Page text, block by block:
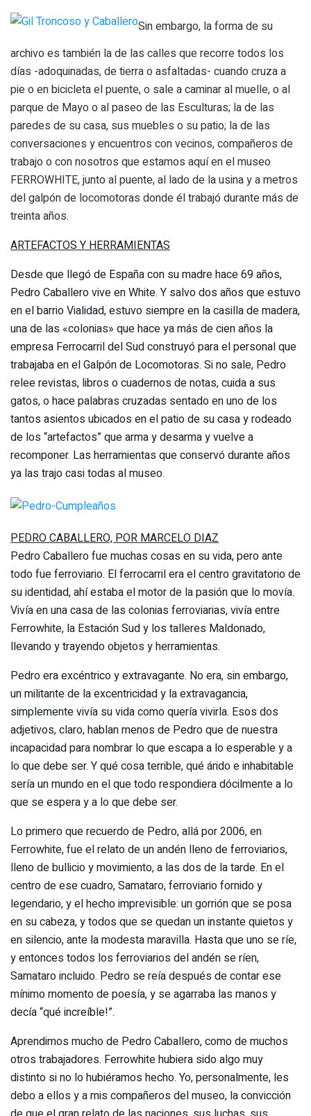
Sin embargo, la forma de su
archivo es también la de las calles que recorre todos los
días -adoquinadas, de tierra o asfaltadas- cuando cruza a
pie o en bicicleta el puente, o sale a caminar al muelle, o al
parque de Mayo o al paseo de las Esculturas; la de las
paredes de su casa, sus muebles o su patio; la de las
conversaciones y encuentros con vecinos, compañeros de
trabajo o con nosotros que estamos aquí en el museo
FERROWHITE, junto al puente, al lado de la usina y a metros
del galpón de locomotoras donde él trabajó durante más de
treinta años.
ARTEFACTOS Y HERRAMIENTAS
Desde que llegó de España con su madre hace 69 años,
Pedro Caballero vive en White. Y salvo dos años que estuvo
en el barrio Vialidad, estuvo siempre en la casilla de madera,
una de las «colonias» que hace ya más de cien años la
empresa Ferrocarril del Sud construyó para el personal que
trabajaba en el Galpón de Locomotoras. Si no sale, Pedro
relee revistas, libros o cuadernos de notas, cuida a sus
gatos, o hace palabras cruzadas sentado en uno de los
tantos asientos ubicados en el patio de su casa y rodeado
de los “artefactos” que arma y desarma y vuelve a
recomponer. Las herramientas que conservó durante años
ya las trajo casi todas al museo.
PEDRO CABALLERO, POR MARCELO DIAZ
Pedro Caballero fue muchas cosas en su vida, pero ante
todo fue ferroviario. El ferrocarril era el centro gravitatorio de
su identidad, ahí estaba el motor de la pasión que lo movía.
Vivía en una casa de las colonias ferroviarias, vivía entre
Ferrowhite, la Estación Sud y los talleres Maldonado,
llevando y trayendo objetos y herramientas.
Pedro era excéntrico y extravagante. No era, sin embargo,
un militante de la excentricidad y la extravagancia,
simplemente vivía su vida como quería vivirla. Esos dos
adjetivos, claro, hablan menos de Pedro que de nuestra
incapacidad para nombrar lo que escapa a lo esperable y a
lo que debe ser. Y qué cosa terrible, qué árido e inhabitable
sería un mundo en el que todo respondiera dócilmente a lo
que se espera y a lo que debe ser.
Lo primero que recuerdo de Pedro, allá por 2006, en
Ferrowhite, fue el relato de un andén lleno de ferroviarios,
lleno de bullicio y movimiento, a las dos de la tarde. En el
centro de ese cuadro, Samataro, ferroviario fornido y
legendario, y el hecho imprevisible: un gorrión que se posa
en su cabeza, y todos que se quedan un instante quietos y
en silencio, ante la modesta maravilla. Hasta que uno se ríe,
y entonces todos los ferroviarios del andén se ríen,
Samataro incluido. Pedro se reía después de contar ese
mínimo momento de poesía, y se agarraba las manos y
decía “qué increíble!”.
Aprendimos mucho de Pedro Caballero, como de muchos
otros trabajadores. Ferrowhite hubiera sido algo muy
distinto si no lo hubiéramos hecho. Yo, personalmente, les
debo a ellos y a mis compañeros del museo, la convicción